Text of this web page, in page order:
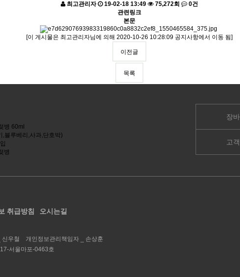
최고관리자
19-02-18 13:49 75,272회
0건
관련링크
본문
[이 게시물은 최고관리자님에 의해 2020-10-26 10:28:09 공지사항에서 이동 됨]
이전글
목록
장
고
취급방침 오시는길
신우철 개인정보관리책임자 _
손상훈
서울마포-0463호